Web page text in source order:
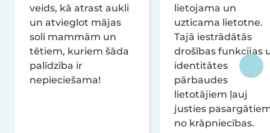
veids, kā atrast aukli
un atvieglot mājas
soli mammām un
tētiem, kuriem šāda
palīdzība ir
nepieciešama!
lietojama un
uzticama lietotne.
Tajā iestrādātās
drošības funkcijas
identitātes
pārbaudes
lietotājiem ļauj
justies
no krāpniecības.